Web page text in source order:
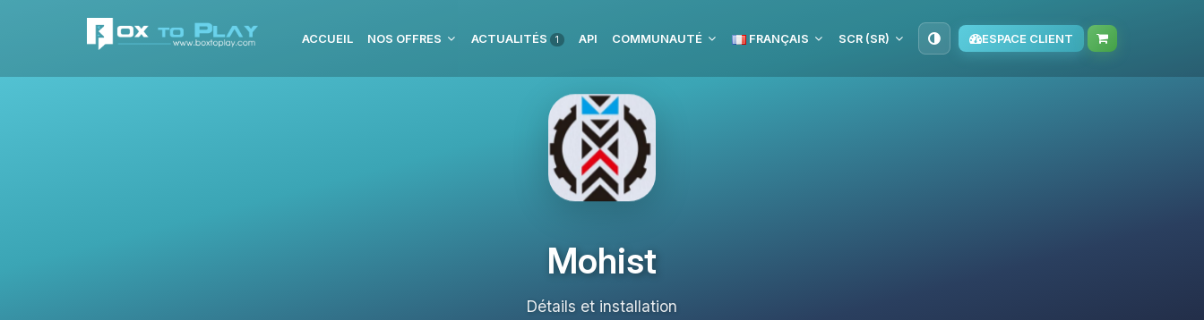
ACCUEIL NOS OFFRES ACTUALITÉS 1 API COMMUNAUTÉ FRANÇAIS SCR (SR) ESPACE CLIENT
Mohist
Détails et installation